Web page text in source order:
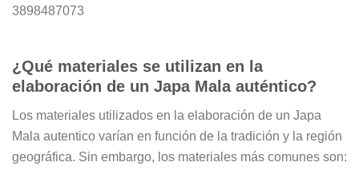
3898487073
¿Qué materiales se utilizan en la
elaboración de un Japa Mala auténtico?
Los materiales utilizados en la elaboración de un Japa
Mala autentico varían en función de la tradición y la región
geográfica. Sin embargo, los materiales más comunes son: